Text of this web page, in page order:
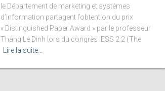
le Département de marketing et systèmes
d’information partagent l’obtention du prix
« Distinguished Paper Award » par le professeur
Thang Le Dinh lors du congrès IESS 2.2 (The
Lire la suite…